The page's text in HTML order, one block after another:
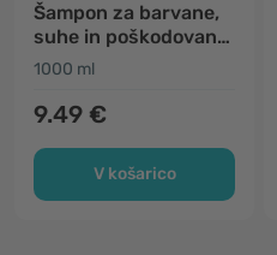
Šampon za barvane,
suhe in poškodovane
lase
1000 ml
9.49 €
V košarico